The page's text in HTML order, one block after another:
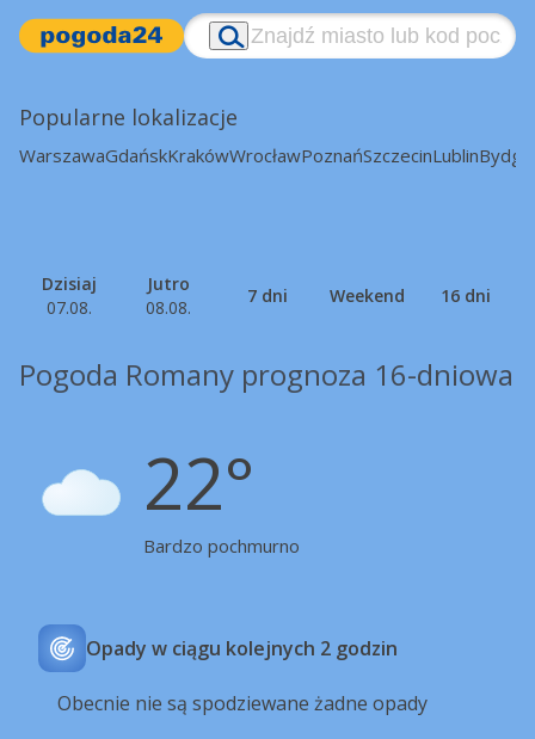
Popularne lokalizacje
WarszawaGdańskKrakówWrocławPoznańSzczecinLublin
Dzisiaj
07.08.
Jutro
08.08.
7 dni Weekend 16 dni
Pogoda Romany prognoza 16-dniowa
22°
Bardzo pochmurno
Opady w ciągu kolejnych 2 godzin
Obecnie nie są spodziewane żadne opady